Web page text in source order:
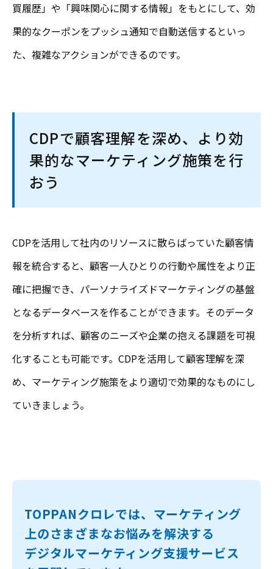
買履歴」や「興味関心に関する情報」をもとにして、効
果的なクーポンをプッシュ通知で自動送信するといっ
た、複雑なアクションができるのです。
CDPで顧客理解を深め、より効
果的なマーケティング施策を行
おう
CDPを活用して社内のリソースに散らばっていた顧客情
報を統合すると、顧客一人ひとりの行動や属性をより正
確に把握でき、パーソナライズドマーケティングの基盤
となるデータベースを作ることができます。そのデータ
を分析すれば、顧客のニーズや企業の抱える課題を可視
化することも可能です。CDPを活用して顧客理解を深
め、マーケティング施策をより適切で効果的なものにし
ていきましょう。
TOPPANクロレでは、マーケティング
上のさまざまなお悩みを解決する
デジタルマーケティング支援サービス